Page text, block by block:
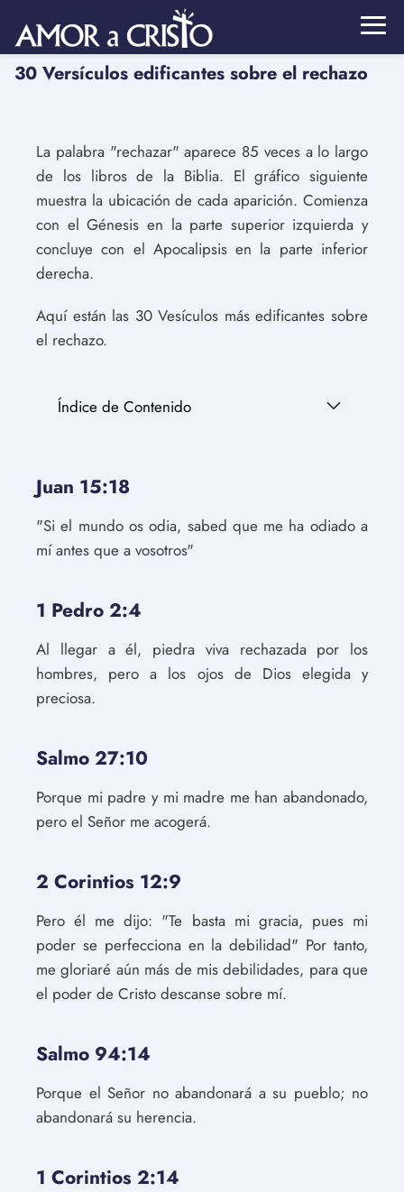
30 Versículos edificantes sobre el rechazo
La palabra "rechazar" aparece 85 veces a lo largo
de los libros de la Biblia. El gráfico siguiente
muestra la ubicación de cada aparición. Comienza
con el Génesis en la parte superior izquierda y
concluye con el Apocalipsis en la parte inferior
derecha.
Aquí están las 30 Vesículos más edificantes sobre
el rechazo.
Índice de Contenido
Juan 15:18
"Si el mundo os odia, sabed que me ha odiado a
mí antes que a vosotros"
1 Pedro 2:4
Al llegar a él, piedra viva rechazada por los
hombres, pero a los ojos de Dios elegida y
preciosa.
Salmo 27:10
Porque mi padre y mi madre me han abandonado,
pero el Señor me acogerá.
2 Corintios 12:9
Pero él me dijo: "Te basta mi gracia, pues mi
poder se perfecciona en la debilidad" Por tanto,
me gloriaré aún más de mis debilidades, para que
el poder de Cristo descanse sobre mí.
Salmo 94:14
Porque el Señor no abandonará a su pueblo; no
abandonará su herencia.
1 Corintios 2:14